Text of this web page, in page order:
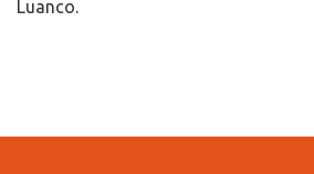
Luanco.